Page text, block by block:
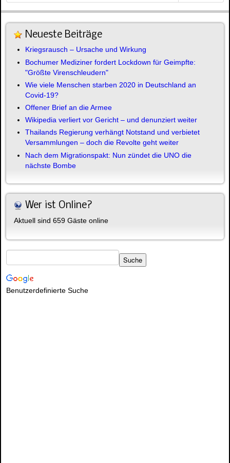
Neueste Beiträge
Kriegsrausch – Ursache und Wirkung
Bochumer Mediziner fordert Lockdown für Geimpfte:
"Größte Virenschleudern"
Wie viele Menschen starben 2020 in Deutschland an
Covid-19?
Offener Brief an die Armee
Wikipedia verliert vor Gericht – und denunziert weiter
Thailands Regierung verhängt Notstand und verbietet
Versammlungen – doch die Revolte geht weiter
Nach dem Migrationspakt: Nun zündet die UNO die
nächste Bombe
Wer ist Online?
Aktuell sind 659 Gäste online
Benutzerdefinierte Suche